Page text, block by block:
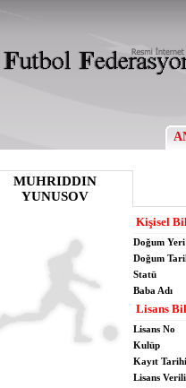
MUHRIDDIN
YUNUSOV
Kişisel
Doğum Yeri
Doğum
Statü
Baba Adı
Lisans
Lisans No
Kulüp
Kayıt Tarihi
Lisans